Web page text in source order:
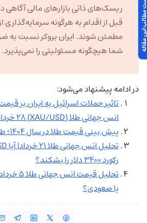
ریسک‌های ذاتی بازارهای مالی آگاهی
قبل از اقدام به هرگونه سرمایه‌گذاری
مطمئن شوند. ایران بروکر نسبت به
شما هیچگونه مسئولیتی را نمی‌پذیرد.
در ادامه پیشنهاد می‌شود:
تاثیر حملات اسرائیل به ایران بر
انس جهانی طلا (XAU/USD) ۲۸ خرداد
پیش بینی قیمت طلا در سال 1404؛ طلا بخریم یا نه؟
رکورد ۳۴۰۰ دلار را بشکند؟
یا صعودی؟
مقاله